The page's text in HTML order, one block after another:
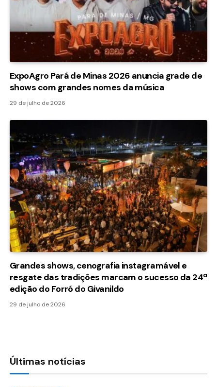
ExpoAgro Pará de Minas 2026 anuncia grade de
shows com grandes nomes da música
29 de julho de 2026
Grandes shows, cenografia instagramável e
resgate das tradições marcam o sucesso da 24ª
edição do Forró do Givanildo
29 de julho de 2026
Últimas notícias